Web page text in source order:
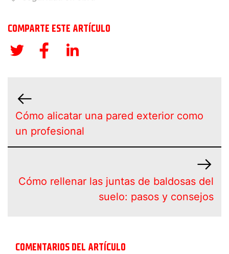
COMPARTE ESTE ARTÍCULO
Cómo alicatar una pared exterior como
un profesional
Cómo rellenar las juntas de baldosas del
suelo: pasos y consejos
COMENTARIOS DEL ARTÍCULO